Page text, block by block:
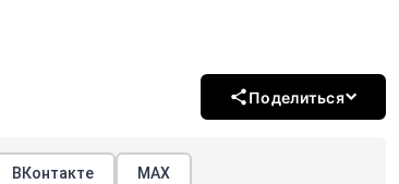
Поделиться
ВКонтакте МАХ